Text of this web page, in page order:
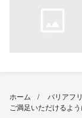
ホーム バリアフ
ご満足いただけるよ